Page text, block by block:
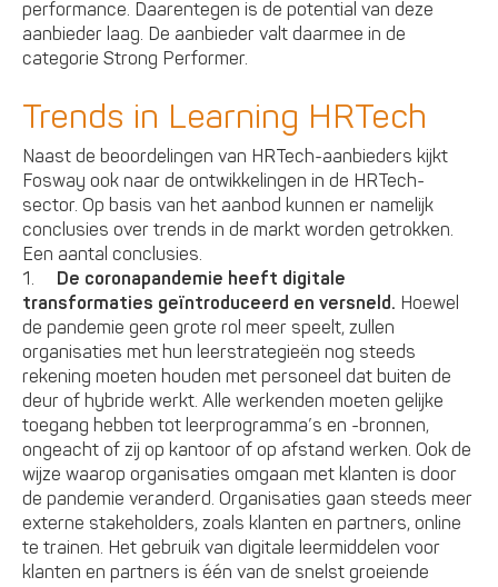
performance. Daarentegen is de potential van deze
aanbieder laag. De aanbieder valt daarmee in de
categorie Strong Performer.
Trends in Learning HRTech
Naast de beoordelingen van HRTech-aanbieders kijkt
Fosway ook naar de ontwikkelingen in de HRTech-
sector. Op basis van het aanbod kunnen er namelijk
conclusies over trends in de markt worden getrokken.
Een aantal conclusies.
1. De coronapandemie heeft digitale
transformaties geïntroduceerd en versneld. Hoewel
de pandemie geen grote rol meer speelt, zullen
organisaties met hun leerstrategieën nog steeds
rekening moeten houden met personeel dat buiten de
deur of hybride werkt. Alle werkenden moeten gelijke
toegang hebben tot leerprogramma’s en -bronnen,
ongeacht of zij op kantoor of op afstand werken. Ook de
wijze waarop organisaties omgaan met klanten is door
de pandemie veranderd. Organisaties gaan steeds meer
externe stakeholders, zoals klanten en partners, online
te trainen. Het gebruik van digitale leermiddelen voor
klanten en partners is één van de snelst groeiende